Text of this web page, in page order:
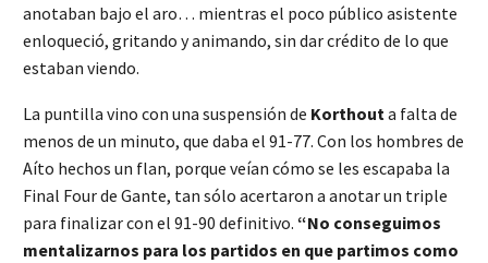
anotaban bajo el aro… mientras el poco público asistente
enloqueció, gritando y animando, sin dar crédito de lo que
estaban viendo.
La puntilla vino con una suspensión de Korthouta falta de
menos de un minuto, que daba el 91-77. Con los hombres de
Aíto hechos un flan, porque veían cómo se les escapaba la
Final Four de Gante, tan sólo acertaron a anotar un triple
para finalizar con el 91-90 definitivo. “No conseguimos
mentalizarnos para los partidos en que partimos como